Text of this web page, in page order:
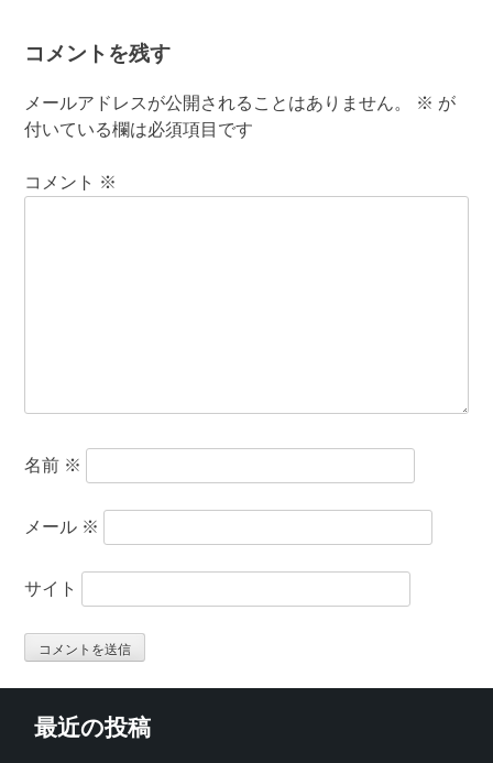
コメントを残す
メールアドレスが公開されることはありません。 ※ が
付いている欄は必須項目です
コメント ※
名前 ※
メール ※
サイト
最近の投稿